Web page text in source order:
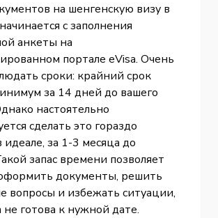
на шенгенскую визу в
с заполнения
анкеты на
портале eVisa. Очень
сроки: крайний срок
за 14 дней до вашего
настоятельно
сделать это гораздо
идеале, за 1-3 месяца до
запас времени позволяет
документы, решить
вопросы и избежать ситуации,
не готова к нужной дате.